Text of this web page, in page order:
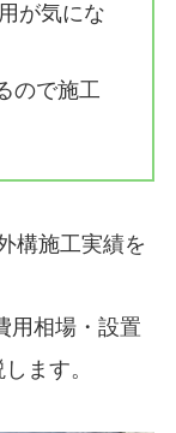
が気にな
ので施工
構施工実績を
用相場・設置
ます。